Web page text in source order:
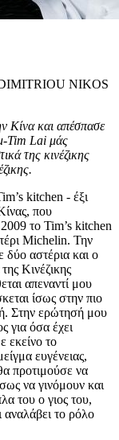
NIKOS
Κίνα και απέσπασε
Tim Lai μάς
της κινέζικης
kitchen - έξι
που
το Tim’s kitchen
Michelin. Την
δύο αστέρια και ο
Κινέζικης
απεναντί μου
ίσως στην πιο
Στην ερώτησή μου
για όσα έχει
εκείνο το
ευγένειας,
προτιμούσε να
να γινόμουν και
του ο γιος του,
αναλάβει το ρόλο